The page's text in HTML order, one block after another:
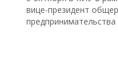
вице-президент